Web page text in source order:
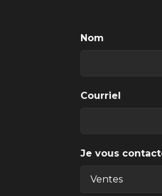
Nom
Courriel
Je vous